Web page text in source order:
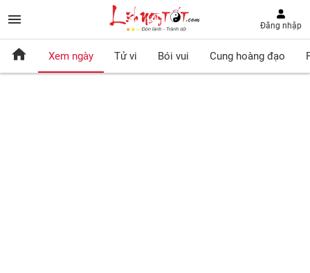
Đăng nhập
Xem ngày Tử vi Bói vui Cung hoàng đạo